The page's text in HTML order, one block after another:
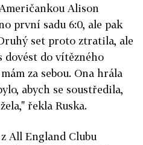
Alison
první sadu 6:0, ale pak
set proto ztratila, ale
dovést do vítězného
za sebou. Ona hrála
abych se soustředila,
řekla Ruska.
All England Clubu